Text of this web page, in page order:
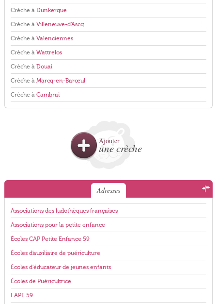
Crèche à Dunkerque
Crèche à Villeneuve-d'Ascq
Crèche à Valenciennes
Crèche à Wattrelos
Crèche à Douai
Crèche à Marcq-en-Barœul
Crèche à Cambrai
Ajouter
une crèche
Adresses
Associations des ludothèques françaises
Associations pour la petite enfance
Écoles CAP Petite Enfance 59
Écoles d'auxiliaire de puériculture
Écoles d'éducateur de jeunes enfants
Écoles de Puéricultrice
LAPE 59